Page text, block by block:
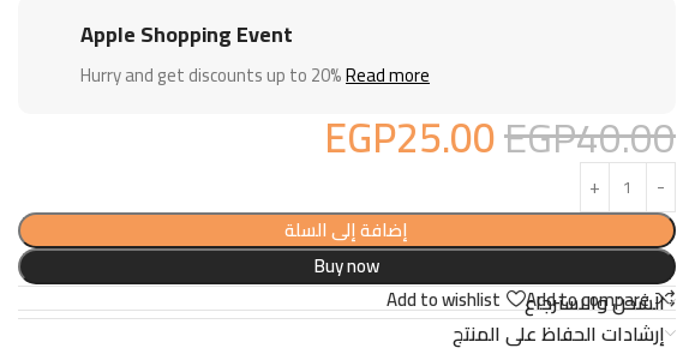
Apple Shopping Event
Hurry and get discounts up to 20%Read more
EGP40.00
EGP25.00
إضافة إلى السلة
Buy now
Add to compare
Add to wishlist
الشحن والاسترجاع
إرشادات الحفاظ على المنتج